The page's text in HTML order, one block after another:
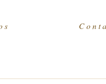
s C o n t